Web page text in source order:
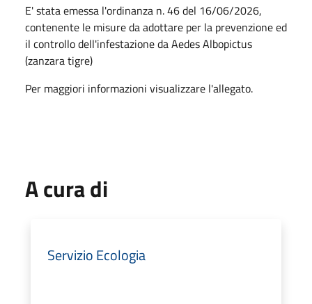
E' stata emessa l'ordinanza n. 46 del 16/06/2026,
contenente le misure da adottare per la prevenzione ed
il controllo dell'infestazione da Aedes Albopictus
(zanzara tigre)
Per maggiori informazioni visualizzare l'allegato.
A cura di
Servizio Ecologia